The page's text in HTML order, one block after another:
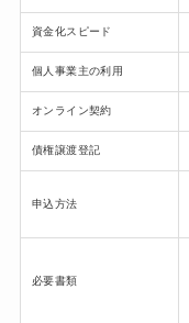
資金化スピード
個人事業主の利用
オンライン契約
債権譲渡登記
申込方法
必要書類